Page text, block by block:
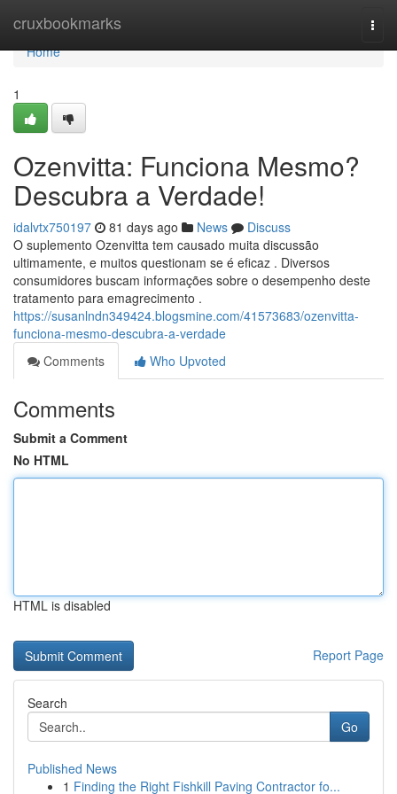
cruxbookmarks
Home
Home
1
Ozenvitta: Funciona Mesmo?
Descubra a Verdade!
idalvtx750197 81 days ago News
Discuss
O suplemento Ozenvitta tem causado muita discussão
ultimamente, e muitos questionam se é eficaz . Diversos
consumidores buscam informações sobre o desempenho deste
tratamento para emagrecimento .
https://susanlndn349424.blogsmine.com/41573683/ozenvitta-
funciona-mesmo-descubra-a-verdade
Comments
Who Upvoted
Comments
Submit a Comment
No HTML
HTML is disabled
Report Page
Search
Go
Published News
1 Finding the Right Fishkill Paving Contractor fo...